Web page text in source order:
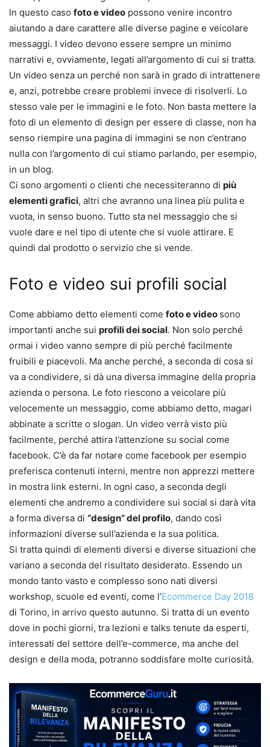
In questo caso foto e video possono venire incontro
aiutando a dare carattere alle diverse pagine e veicolare
messaggi. I video devono essere sempre un minimo
narrativi e, ovviamente, legati all’argomento di cui si tratta.
Un video senza un perché non sarà in grado di intrattenere
e, anzi, potrebbe creare problemi invece di risolverli. Lo
stesso vale per le immagini e le foto. Non basta mettere la
foto di un elemento di design per essere di classe, non ha
senso riempire una pagina di immagini se non c’entrano
nulla con l’argomento di cui stiamo parlando, per esempio,
in un blog.
Ci sono argomenti o clienti che necessiteranno di più
elementi grafici, altri che avranno una linea più pulita e
vuota, in senso buono. Tutto sta nel messaggio che si
vuole dare e nel tipo di utente che si vuole attirare. E
quindi dal prodotto o servizio che si vende.
Foto e video sui profili social
Come abbiamo detto elementi come foto e video sono
importanti anche sui profili dei social. Non solo perché
ormai i video vanno sempre di più perché facilmente
fruibili e piacevoli. Ma anche perché, a seconda di cosa si
va a condividere, si dà una diversa immagine della propria
azienda o persona. Le foto riescono a veicolare più
velocemente un messaggio, come abbiamo detto, magari
abbinate a scritte o slogan. Un video verrà visto più
facilmente, perché attira l’attenzione su social come
facebook. C’è da far notare come facebook per esempio
preferisca contenuti interni, mentre non apprezzi mettere
in mostra link esterni. In ogni caso, a seconda degli
elementi che andremo a condividere sui social si darà vita
a forma diversa di “design” del profilo, dando così
informazioni diverse sull’azienda e la sua politica.
Si tratta quindi di elementi diversi e diverse situazioni che
variano a seconda del risultato desiderato. Essendo un
mondo tanto vasto e complesso sono nati diversi
workshop, scuole ed eventi, come l’Ecommerce Day 2018
di Torino, in arrivo questo autunno. Si tratta di un evento
dove in pochi giorni, tra lezioni e talks tenute da esperti,
interessati del settore dell’e-commerce, ma anche del
design e della moda, potranno soddisfare molte curiosità.